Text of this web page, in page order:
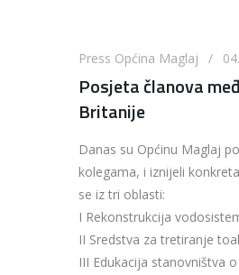
Press Općina Maglaj /
Posjeta članova
Britanije
Danas su Općinu Maglaj
kolegama, i iznijeli
se iz tri oblasti:
I Rekonstrukcija
II Sredstva za tretiranje
III Edukacija stanovništva